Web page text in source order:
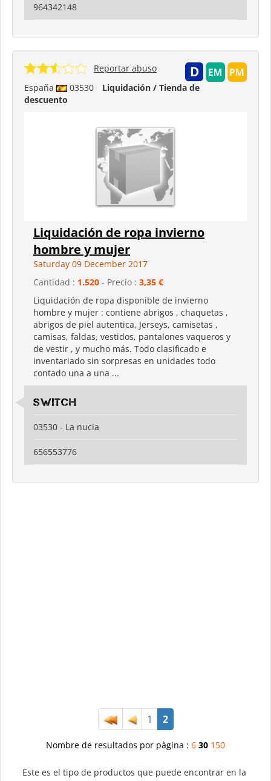
964342148
España 03530
Liquidación / Tienda de
descuento
Reportar abuso
Liquidación de ropa invierno
hombre y mujer
Saturday 09 December 2017
Cantidad : 1.520 - Precio : 3,35 €
Liquidación de ropa disponible de invierno
hombre y mujer : contiene abrigos , chaquetas ,
abrigos de piel autentica, Jerseys, camisetas ,
camisas, faldas, vestidos, pantalones vaqueros y
de vestir , y mucho más. Todo clasificado e
inventariado sin sorpresas en unidades todo
contado una a una ...
Switch
03530 - La nucia
656553776
1 2
Nombre de resultados por pàgina : 6 30 150
Este es el tipo de productos que puede encontrar en la